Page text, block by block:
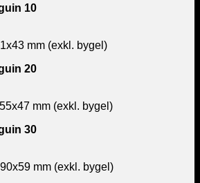
10
mm (exkl. bygel)
20
mm (exkl. bygel)
30
mm (exkl. bygel)